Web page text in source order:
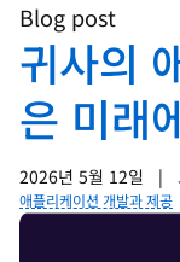
Blog post
귀사의
은 미래
2026년 5월 12일 |
애플리케이션 개발과 제공